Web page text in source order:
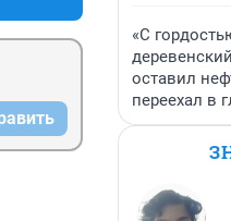
«С
оставил
переехал в